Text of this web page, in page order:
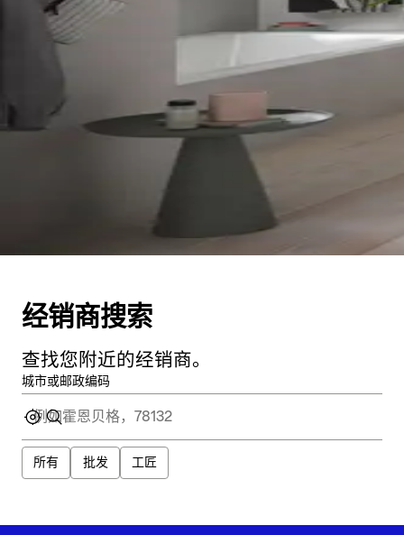
经销商搜索
查找您附近的经销商。
城市或邮政编码
所有 批发 工匠